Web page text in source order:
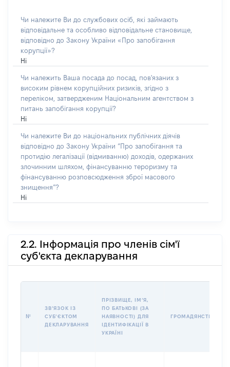
Чи належите Ви до службових осіб, які займають
відповідальне та особливо відповідальне становище,
відповідно до Закону України «Про запобігання
корупції»?
Ні
Чи належить Ваша посада до посад, пов'язаних з
високим рівнем корупційних ризиків, згідно з
переліком, затвердженим Національним агентством з
питань запобігання корупції?
Ні
Чи належите Ви до національних публічних діячів
відповідно до Закону України “Про запобігання та
протидію легалізації (відмиванню) доходів, одержаних
злочинним шляхом, фінансуванню тероризму та
фінансуванню розповсюдження зброї масового
знищення”?
Ні
2.2. Інформація про членів сім'ї
суб'єкта декларування
№
ЗВʼЯЗОК ІЗ
СУБʼЄКТОМ
ДЕКЛАРУВАННЯ
ПРІЗВИЩЕ, ІМʼЯ,
ПО БАТЬКОВІ (ЗА
НАЯВНОСТІ) ДЛЯ
ІДЕНТИФІКАЦІЇ В
УКРАЇНІ
ГРОМАДЯНСТВО